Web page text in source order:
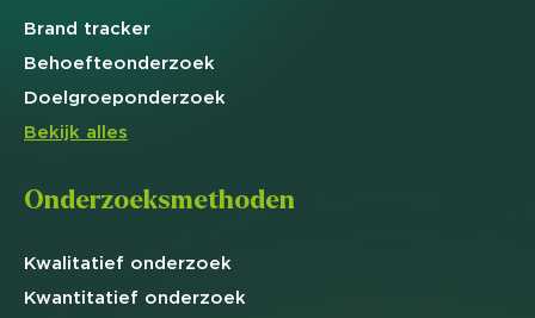
Brand tracker
Behoefteonderzoek
Doelgroeponderzoek
Bekijk alles
Onderzoeksmethoden
Kwalitatief onderzoek
Kwantitatief onderzoek